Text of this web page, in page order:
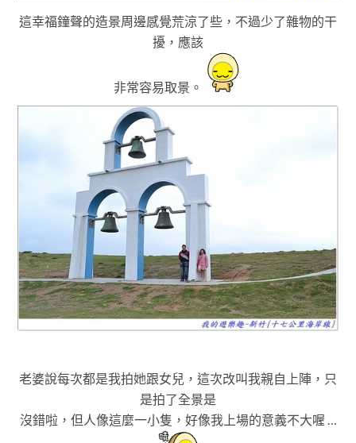
這幸福鐘聲的造景周邊感覺荒涼了些，不過少了雜物的干
擾 ，應該
非常容易取景 。
老婆說每次都是我拍她跟女兒，這次改叫我親自上陣 ，只
是拍了全景是
沒錯啦 ，但人像這麼一小隻 ，好像我上場的意義不大喔 …